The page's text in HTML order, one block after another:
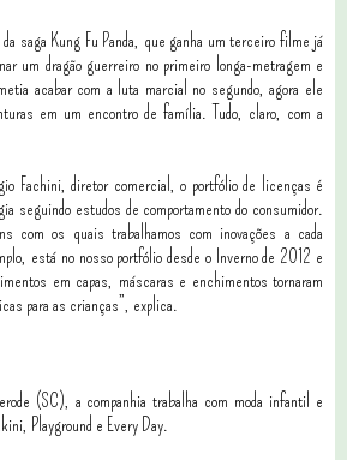
saga Kung Fu Panda, que ganha um terceiro filme já
um dragão guerreiro no primeiro longa-metragem e
acabar com a luta marcial no segundo, agora ele
em um encontro de família. Tudo, claro, com a
Fachini, diretor comercial, o portfólio de licenças é
seguindo estudos de comportamento do consumidor.
com os quais trabalhamos com inovações a cada
está no nosso portfólio desde o Inverno de 2012 e
em capas, máscaras e enchimentos tornaram
para as crianças”, explica.
(SC), a companhia trabalha com moda infantil e
Playground e Every Day.